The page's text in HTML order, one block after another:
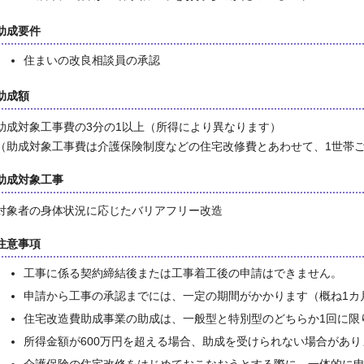
成要件
住まいの改良相談員の承認
成額
成対象工事費の3分の1以上（所得により異なります）
助成対象工事費は介護保険制度などの住宅改修費とあわせて、1世帯
成対象工事
象者の身体状況に応じたバリアフリー改造
意事項
工事に係る契約締結後または工事着工後の申請はできません。
申請から工事の承認までには、一定の期間がかかります（概ね1カ
住宅改造費助成事業の助成は、一般型と特別型のどちらか1回に
所得金額が600万円を超える場合、助成を受けられない場合があ